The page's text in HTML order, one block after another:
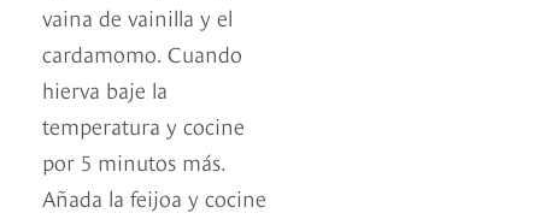
vaina de vainilla y el
cardamomo. Cuando
hierva baje la
temperatura y cocine
por 5 minutos más.
Añada la feijoa y cocine